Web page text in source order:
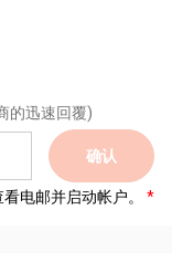
的迅速回覆)
确认
电邮并启动帐户。